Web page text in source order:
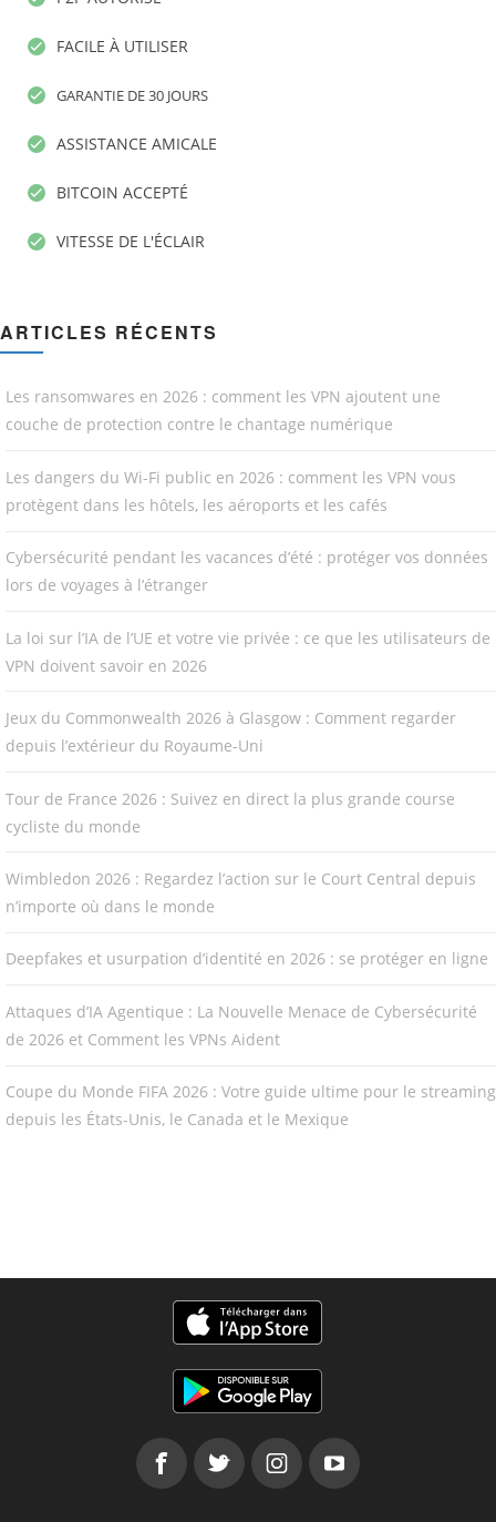
FACILE À UTILISER
GARANTIE DE 30 JOURS
ASSISTANCE AMICALE
BITCOIN ACCEPTÉ
VITESSE DE L'ÉCLAIR
ARTICLES RÉCENTS
Les ransomwares en 2026 : comment les VPN ajoutent une
couche de protection contre le chantage numérique
Les dangers du Wi-Fi public en 2026 : comment les VPN vous
protègent dans les hôtels, les aéroports et les cafés
Cybersécurité pendant les vacances d’été : protéger vos données
lors de voyages à l’étranger
La loi sur l’IA de l’UE et votre vie privée : ce que les utilisateurs de
VPN doivent savoir en 2026
Jeux du Commonwealth 2026 à Glasgow : Comment regarder
depuis l’extérieur du Royaume-Uni
Tour de France 2026 : Suivez en direct la plus grande course
cycliste du monde
Wimbledon 2026 : Regardez l’action sur le Court Central depuis
n’importe où dans le monde
Deepfakes et usurpation d’identité en 2026 : se protéger en ligne
Attaques d’IA Agentique : La Nouvelle Menace de Cybersécurité
de 2026 et Comment les VPNs Aident
Coupe du Monde FIFA 2026 : Votre guide ultime pour le streaming
depuis les États-Unis, le Canada et le Mexique